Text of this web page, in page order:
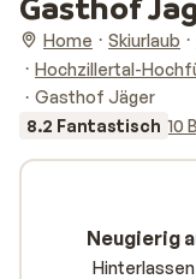
Home Skiurlaub
Hochzillertal-
Gasthof Jäger
8.2 Fantastisch 10
Neugierig